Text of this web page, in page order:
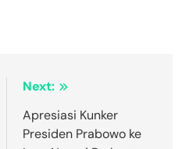
Next:
Apresiasi Kunker
Presiden Prabowo ke